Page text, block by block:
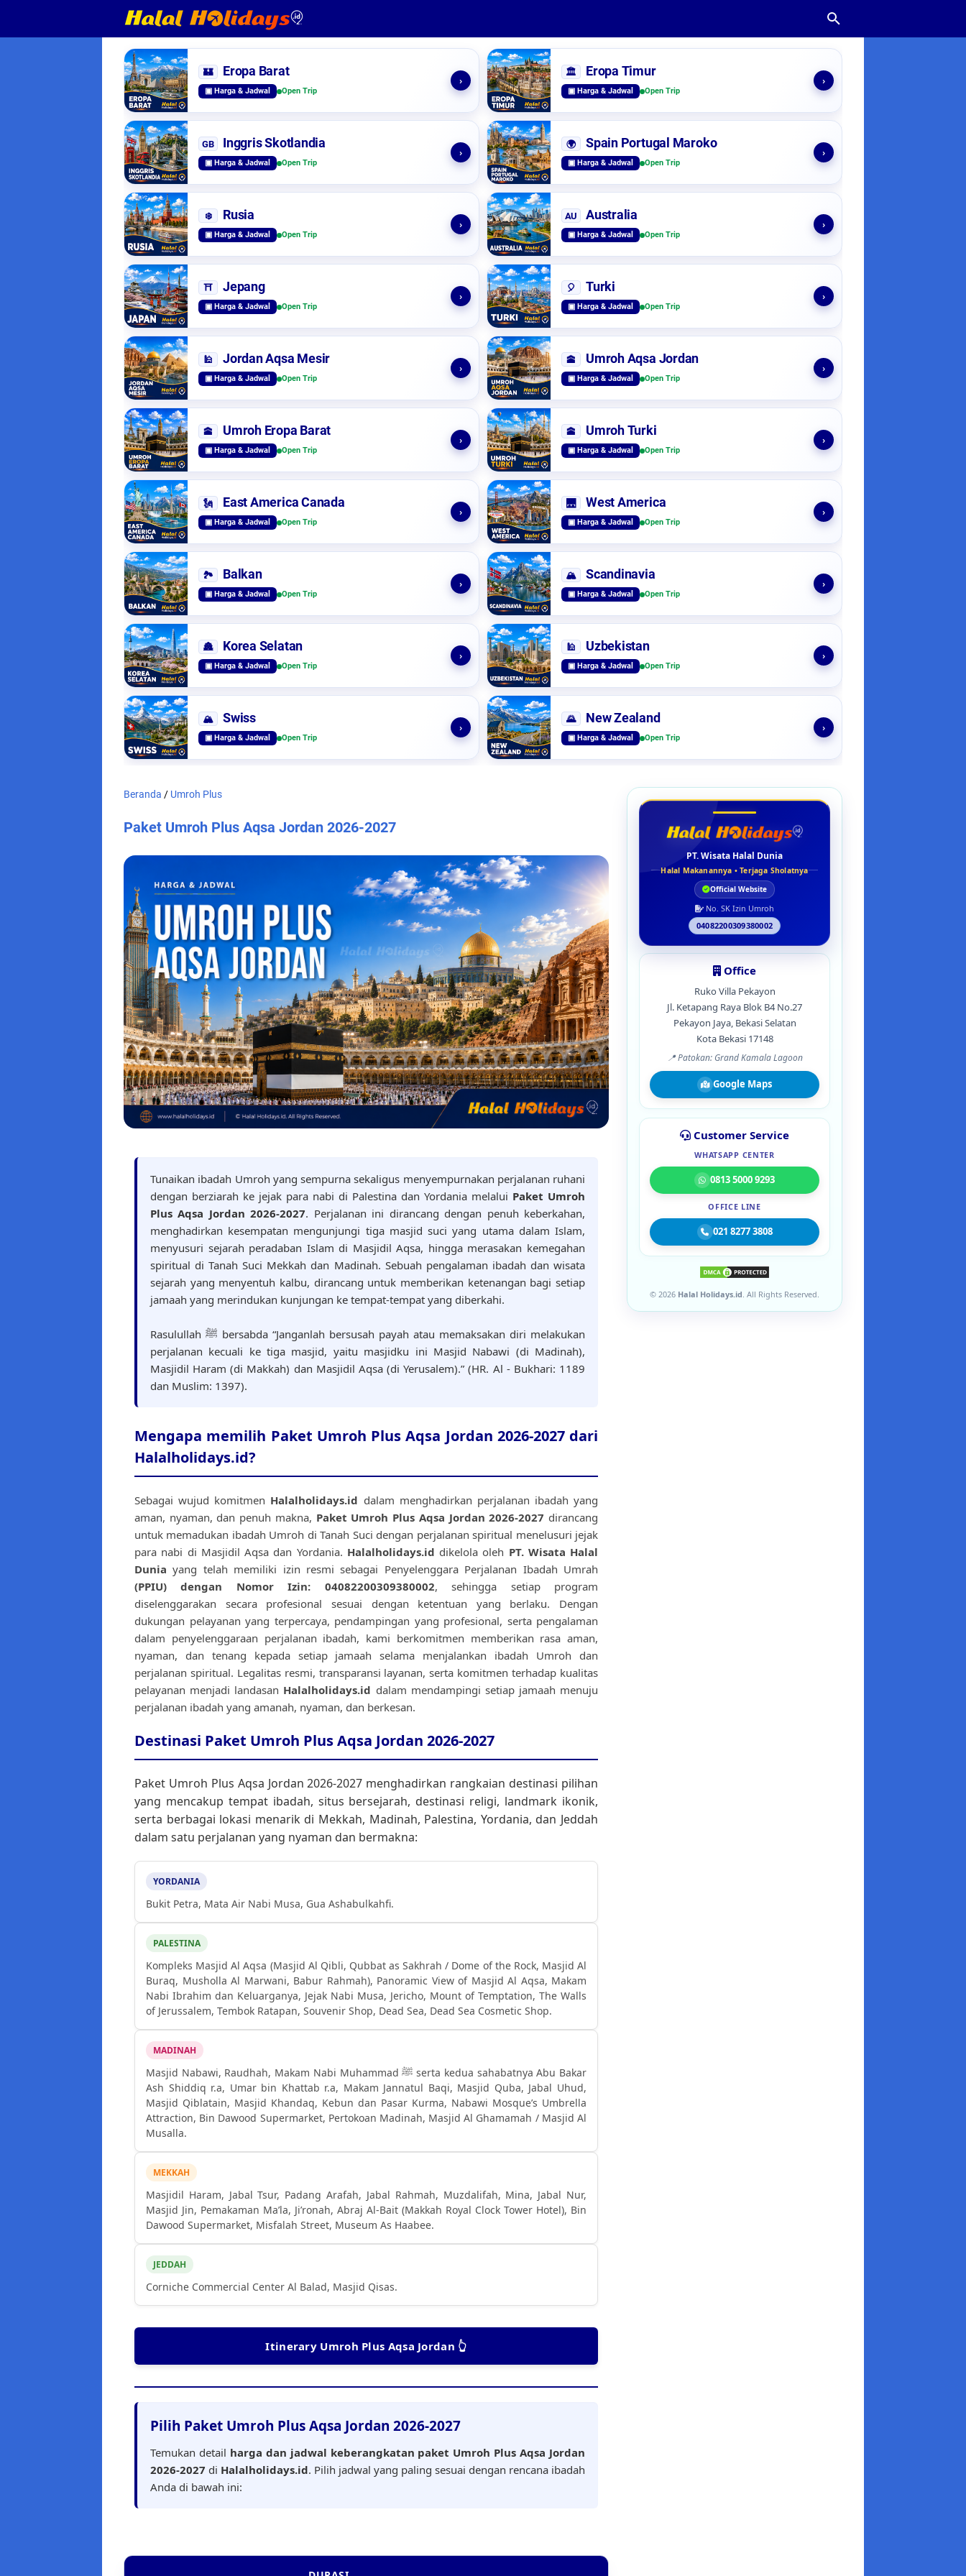
🏰 Eropa Barat
▣ Harga & Jadwal Open Trip
›
🏛️ Eropa Timur
▣ Harga & Jadwal Open Trip
›
GB Inggris Skotlandia
▣ Harga & Jadwal Open Trip
›
🌍 Spain Portugal Maroko
▣ Harga & Jadwal Open Trip
›
❄️ Rusia
▣ Harga & Jadwal Open Trip
›
AU Australia
▣ Harga & Jadwal Open Trip
›
⛩️ Jepang
▣ Harga & Jadwal Open Trip
›
🎈 Turki
▣ Harga & Jadwal Open Trip
›
🕌 Jordan Aqsa Mesir
▣ Harga & Jadwal Open Trip
›
🕋 Umroh Aqsa Jordan
▣ Harga & Jadwal Open Trip
›
🕋 Umroh Eropa Barat
▣ Harga & Jadwal Open Trip
›
🕋 Umroh Turki
▣ Harga & Jadwal Open Trip
›
🗽 East America Canada
▣ Harga & Jadwal Open Trip
›
🌉 West America
▣ Harga & Jadwal Open Trip
›
🏞️ Balkan
▣ Harga & Jadwal Open Trip
›
🏔️ Scandinavia
▣ Harga & Jadwal Open Trip
›
🏯 Korea Selatan
▣ Harga & Jadwal Open Trip
›
🕌 Uzbekistan
▣ Harga & Jadwal Open Trip
›
🏔️ Swiss
▣ Harga & Jadwal Open Trip
›
🌄 New Zealand
▣ Harga & Jadwal Open Trip
›
Beranda / Umroh Plus
Paket Umroh Plus Aqsa Jordan 2026-2027
Tunaikan ibadah Umroh yang sempurna sekaligus menyempurnakan perjalanan ruhani
dengan berziarah ke jejak para nabi di Palestina dan Yordania melalui Paket Umroh
Plus Aqsa Jordan 2026-2027. Perjalanan ini dirancang dengan penuh keberkahan,
menghadirkan kesempatan mengunjungi tiga masjid suci yang utama dalam Islam,
menyusuri sejarah peradaban Islam di Masjidil Aqsa, hingga merasakan kemegahan
spiritual di Tanah Suci Mekkah dan Madinah. Sebuah pengalaman ibadah dan wisata
sejarah yang menyentuh kalbu, dirancang untuk memberikan ketenangan bagi setiap
jamaah yang merindukan kunjungan ke tempat-tempat yang diberkahi.
Rasulullah ﷺ bersabda “Janganlah bersusah payah atau memaksakan diri melakukan
perjalanan kecuali ke tiga masjid, yaitu masjidku ini Masjid Nabawi (di Madinah),
Masjidil Haram (di Makkah) dan Masjidil Aqsa (di Yerusalem).” (HR. Al - Bukhari: 1189
dan Muslim: 1397).
Mengapa memilih Paket Umroh Plus Aqsa Jordan 2026-2027 dari
Halalholidays.id?
Sebagai wujud komitmen Halalholidays.id dalam menghadirkan perjalanan ibadah yang
aman, nyaman, dan penuh makna, Paket Umroh Plus Aqsa Jordan 2026-2027 dirancang
untuk memadukan ibadah Umroh di Tanah Suci dengan perjalanan spiritual menelusuri jejak
para nabi di Masjidil Aqsa dan Yordania. Halalholidays.id dikelola oleh PT. Wisata Halal
Dunia yang telah memiliki izin resmi sebagai Penyelenggara Perjalanan Ibadah Umrah
(PPIU) dengan Nomor Izin: 04082200309380002, sehingga setiap program
diselenggarakan secara profesional sesuai dengan ketentuan yang berlaku. Dengan
dukungan pelayanan yang terpercaya, pendampingan yang profesional, serta pengalaman
dalam penyelenggaraan perjalanan ibadah, kami berkomitmen memberikan rasa aman,
nyaman, dan tenang kepada setiap jamaah selama menjalankan ibadah Umroh dan
perjalanan spiritual. Legalitas resmi, transparansi layanan, serta komitmen terhadap kualitas
pelayanan menjadi landasan Halalholidays.id dalam mendampingi setiap jamaah menuju
perjalanan ibadah yang amanah, nyaman, dan berkesan.
Destinasi Paket Umroh Plus Aqsa Jordan 2026-2027
Paket Umroh Plus Aqsa Jordan 2026-2027 menghadirkan rangkaian destinasi pilihan
yang mencakup tempat ibadah, situs bersejarah, destinasi religi, landmark ikonik,
serta berbagai lokasi menarik di Mekkah, Madinah, Palestina, Yordania, dan Jeddah
dalam satu perjalanan yang nyaman dan bermakna:
YORDANIA
Bukit Petra, Mata Air Nabi Musa, Gua Ashabulkahfi.
PALESTINA
Kompleks Masjid Al Aqsa (Masjid Al Qibli, Qubbat as Sakhrah / Dome of the Rock, Masjid Al
Buraq, Musholla Al Marwani, Babur Rahmah), Panoramic View of Masjid Al Aqsa, Makam
Nabi Ibrahim dan Keluarganya, Jejak Nabi Musa, Jericho, Mount of Temptation, The Walls
of Jerussalem, Tembok Ratapan, Souvenir Shop, Dead Sea, Dead Sea Cosmetic Shop.
MADINAH
Masjid Nabawi, Raudhah, Makam Nabi Muhammad ﷺ serta kedua sahabatnya Abu Bakar
Ash Shiddiq r.a, Umar bin Khattab r.a, Makam Jannatul Baqi, Masjid Quba, Jabal Uhud,
Masjid Qiblatain, Masjid Khandaq, Kebun dan Pasar Kurma, Nabawi Mosque’s Umbrella
Attraction, Bin Dawood Supermarket, Pertokoan Madinah, Masjid Al Ghamamah / Masjid Al
Musalla.
MEKKAH
Masjidil Haram, Jabal Tsur, Padang Arafah, Jabal Rahmah, Muzdalifah, Mina, Jabal Nur,
Masjid Jin, Pemakaman Ma’la, Ji’ronah, Abraj Al-Bait (Makkah Royal Clock Tower Hotel), Bin
Dawood Supermarket, Misfalah Street, Museum As Haabee.
JEDDAH
Corniche Commercial Center Al Balad, Masjid Qisas.
Itinerary Umroh Plus Aqsa Jordan 👆
Pilih Paket Umroh Plus Aqsa Jordan 2026-2027
Temukan detail harga dan jadwal keberangkatan paket Umroh Plus Aqsa Jordan
2026-2027 di Halalholidays.id. Pilih jadwal yang paling sesuai dengan rencana ibadah
Anda di bawah ini:
PT. Wisata Halal Dunia
Halal Makanannya • Terjaga Sholatnya
Official Website
No. SK Izin Umroh
04082200309380002
Office
Ruko Villa Pekayon
Jl. Ketapang Raya Blok B4 No.27
Pekayon Jaya, Bekasi Selatan
Kota Bekasi 17148
📍 Patokan: Grand Kamala Lagoon
Google Maps
Customer Service
WHATSAPP CENTER
0813 5000 9293
OFFICE LINE
021 8277 3808
© 2026 Halal Holidays.id . All Rights Reserved.